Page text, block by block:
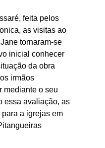
feita pelos
as visitas ao
tornaram-se
inicial conhecer
da obra
irmãos
mediante o seu
essa avaliação, as
a igrejas em